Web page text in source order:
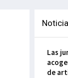
Las
de